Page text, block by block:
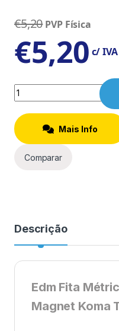
€5,20 PVP Física
€5,20 c/ IVA
Quantity
Mais Info
Comparar
Descrição
Edm Fita
Magnet Koma